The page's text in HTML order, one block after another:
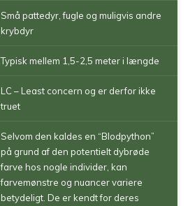
Små pattedyr, fugle og muligvis andre
krybdyr
Typisk mellem 1,5-2,5 meter i længde
LC – Least concern og er derfor ikke
truet
Selvom den kaldes en “Blodpython”
på grund af den potentielt dybrøde
farve hos nogle individer, kan
farvemønstre og nuancer variere
betydeligt. De er kendt for deres